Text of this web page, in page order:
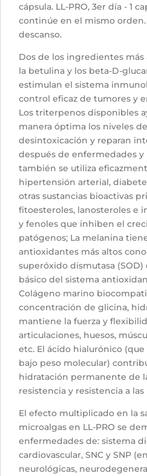
cápsula. LL-PRO, 3er día - 1
continúe en el mismo
descanso.
Dos de los ingredientes más
la betulina y los beta-D-
estimulan el sistema
control eficaz de tumores y
Los triterpenos disponibles
manera óptima los niveles
desintoxicación y reparan
después de enfermedades y
también se utiliza
hipertensión arterial,
otras sustancias bioactivas
fitoesteroles, lanosteroles e
y fenoles que inhiben el
patógenos; La melanina
antioxidantes más altos
superóxido dismutasa
básico del sistema
Colágeno marino
concentración de glicina,
mantiene la fuerza y
articulaciones, huesos,
etc. El ácido hialurónico
bajo peso molecular)
hidratación permanente de
resistencia y resistencia a
El efecto multiplicado en la
microalgas en LL-PRO se
enfermedades de: sistema
cardiovascular, SNC y SNP
neurológicas,